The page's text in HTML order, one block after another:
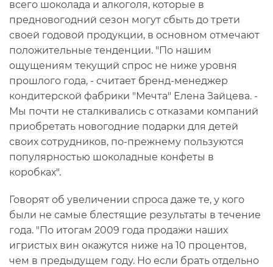
всего шоколада и алкоголя, которые в
предновогодний сезон могут сбыть до трети
своей годовой продукции, в основном отмечают
положительные тенденции. "По нашим
ощущениям текущий спрос не ниже уровня
прошлого года, - считает бренд-менеджер
кондитерской фабрики "Мечта" Елена Зайцева. -
Мы почти не сталкивались с отказами компаний
приобретать новогодние подарки для детей
своих сотрудников, по-прежнему пользуются
популярностью шоколадные конфеты в
коробках".
Говорят об увеличении спроса даже те, у кого
были не самые блестящие результаты в течение
года. "По итогам 2009 года продажи наших
игристых вин окажутся ниже на 10 процентов,
чем в предыдущем году. Но если брать отдельно